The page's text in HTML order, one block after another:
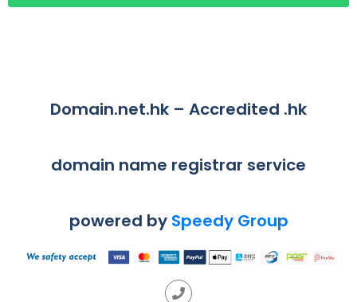
Domain.net.hk – Accredited .hk
domain name registrar service
powered by Speedy Group